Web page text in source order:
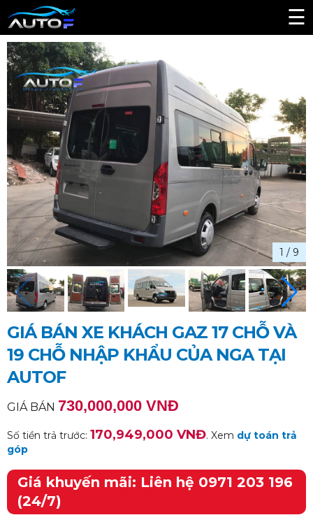
☰
1 / 9
GIÁ BÁN XE KHÁCH GAZ 17 CHỖ VÀ
19 CHỖ NHẬP KHẨU CỦA NGA TẠI
AUTOF
GIÁ BÁN 730,000,000 VNĐ
Số tiền trả trước: 170,949,000 VNĐ. Xem dự toán trả
góp
Giá khuyến mãi: Liên hệ 0971 203 196
(24/7)